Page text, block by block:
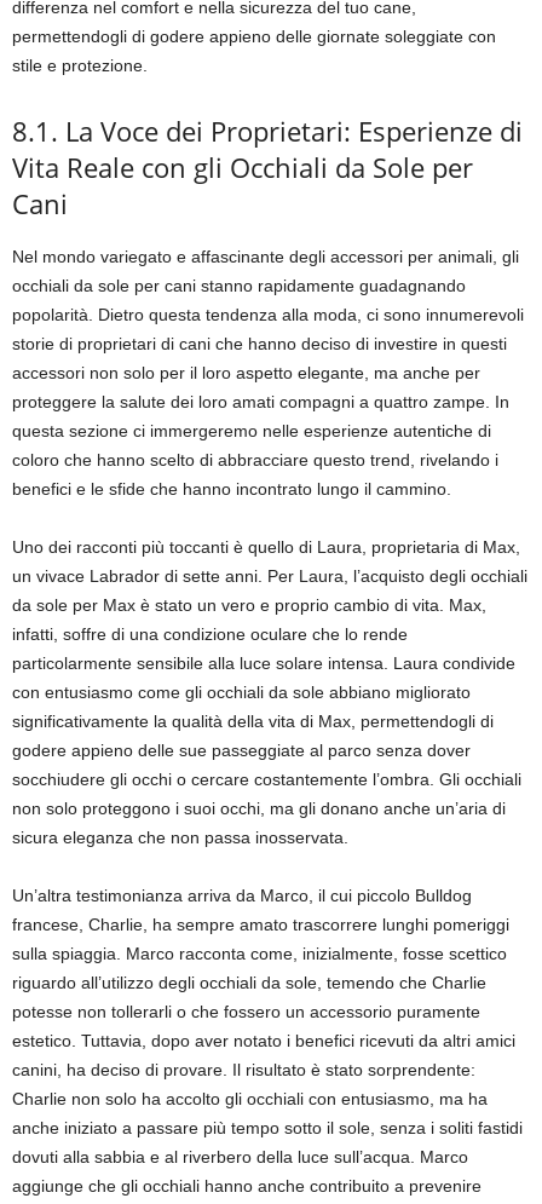
differenza nel comfort e nella sicurezza del tuo cane,
permettendogli di godere appieno delle giornate soleggiate con
stile e protezione.
8.1. La Voce dei Proprietari: Esperienze di
Vita Reale con gli Occhiali da Sole per
Cani
Nel mondo variegato e affascinante degli accessori per animali, gli
occhiali da sole per cani stanno rapidamente guadagnando
popolarità. Dietro questa tendenza alla moda, ci sono innumerevoli
storie di proprietari di cani che hanno deciso di investire in questi
accessori non solo per il loro aspetto elegante, ma anche per
proteggere la salute dei loro amati compagni a quattro zampe. In
questa sezione ci immergeremo nelle esperienze autentiche di
coloro che hanno scelto di abbracciare questo trend, rivelando i
benefici e le sfide che hanno incontrato lungo il cammino.
Uno dei racconti più toccanti è quello di Laura, proprietaria di Max,
un vivace Labrador di sette anni. Per Laura, l’acquisto degli occhiali
da sole per Max è stato un vero e proprio cambio di vita. Max,
infatti, soffre di una condizione oculare che lo rende
particolarmente sensibile alla luce solare intensa. Laura condivide
con entusiasmo come gli occhiali da sole abbiano migliorato
significativamente la qualità della vita di Max, permettendogli di
godere appieno delle sue passeggiate al parco senza dover
socchiudere gli occhi o cercare costantemente l’ombra. Gli occhiali
non solo proteggono i suoi occhi, ma gli donano anche un’aria di
sicura eleganza che non passa inosservata.
Un’altra testimonianza arriva da Marco, il cui piccolo Bulldog
francese, Charlie, ha sempre amato trascorrere lunghi pomeriggi
sulla spiaggia. Marco racconta come, inizialmente, fosse scettico
riguardo all’utilizzo degli occhiali da sole, temendo che Charlie
potesse non tollerarli o che fossero un accessorio puramente
estetico. Tuttavia, dopo aver notato i benefici ricevuti da altri amici
canini, ha deciso di provare. Il risultato è stato sorprendente:
Charlie non solo ha accolto gli occhiali con entusiasmo, ma ha
anche iniziato a passare più tempo sotto il sole, senza i soliti fastidi
dovuti alla sabbia e al riverbero della luce sull’acqua. Marco
aggiunge che gli occhiali hanno anche contribuito a prevenire